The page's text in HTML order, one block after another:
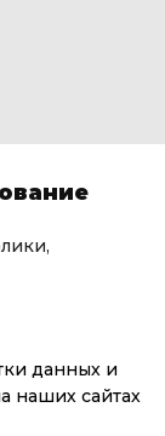
данных и
наших сайтах